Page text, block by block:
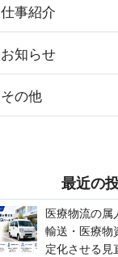
仕事紹介
お知らせ
その他
最 近 の
医療物流の属
輸送・医療物
定化させる見